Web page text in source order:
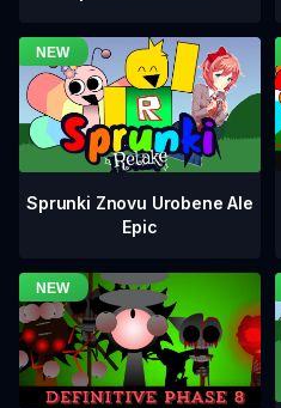
Sprunki Znovu Urobene Ale
Epic